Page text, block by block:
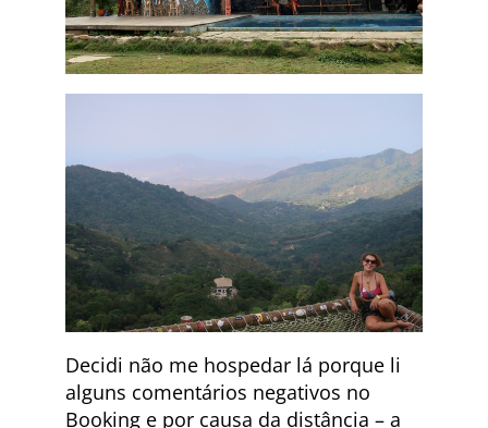
Decidi não me hospedar lá porque li
alguns comentários negativos no
Booking e por causa da distância – a